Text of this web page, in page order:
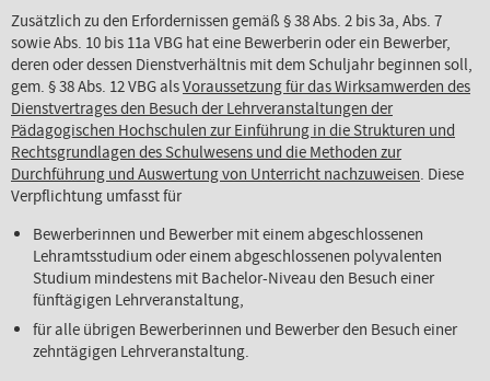
Zusätzlich zu den Erfordernissen gemäß § 38 Abs. 2 bis 3a, Abs. 7
sowie Abs. 10 bis 11a VBG hat eine Bewerberin oder ein Bewerber,
deren oder dessen Dienstverhältnis mit dem Schuljahr beginnen soll,
gem. § 38 Abs. 12 VBG alsVoraussetzung für das Wirksamwerden des
Dienstvertrages den Besuch der Lehrveranstaltungen der
Pädagogischen Hochschulen zur Einführung in die Strukturen und
Rechtsgrundlagen des Schulwesens und die Methoden zur
Durchführung und Auswertung von Unterricht nachzuweisen. Diese
Verpflichtung umfasst für
Bewerberinnen und Bewerber mit einem abgeschlossenen
Lehramtsstudium oder einem abgeschlossenen polyvalenten
Studium mindestens mit Bachelor-Niveau den Besuch einer
fünftägigen Lehrveranstaltung,
für alle übrigen Bewerberinnen und Bewerber den Besuch einer
zehntägigen Lehrveranstaltung.